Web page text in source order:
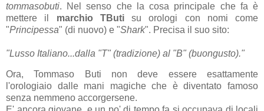
tommasobuti. Nel senso che la cosa principale che fa è
mettere il marchio TButi su orologi con nomi come
"Principessa" (di nuovo) e "Shark". Precisa il suo sito:
"Lusso Italiano...dalla "T" (tradizione) al "B" (buongusto)."
Ora, Tommaso Buti non deve essere esattamente
l'orologiaio dalle mani magiche che è diventato famoso
senza nemmeno accorgersene.